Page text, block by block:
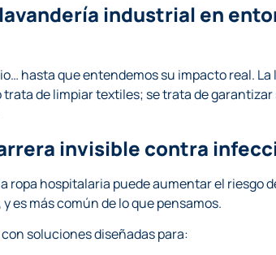
industrial en
hasta que entendemos su impacto real.
de limpiar textiles; se trata de
invisible contra
ropa hospitalaria puede aumentar el riesgo
es más común de lo que pensamos.
soluciones diseñadas para: